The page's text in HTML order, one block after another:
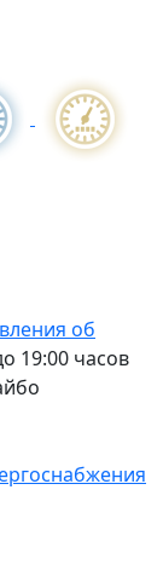
об
19:00 часов